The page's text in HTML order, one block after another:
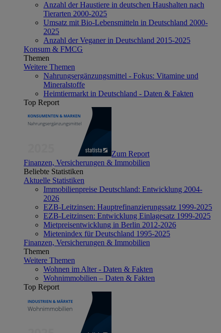
Anzahl der Haustiere in deutschen Haushalten nach
Tierarten 2000-2025
Umsatz mit Bio-Lebensmitteln in Deutschland 2000-
2025
Anzahl der Veganer in Deutschland 2015-2025
Konsum & FMCG
Themen
Weitere Themen
Nahrungsergänzungsmittel - Fokus: Vitamine und
Mineralstoffe
Heimtiermarkt in Deutschland - Daten & Fakten
Top Report
Zum Report
Finanzen, Versicherungen & Immobilien
Beliebte Statistiken
Aktuelle Statistiken
Immobilienpreise Deutschland: Entwicklung 2004-
2026
EZB-Leitzinsen: Hauptrefinanzierungssatz 1999-2025
EZB-Leitzinsen: Entwicklung Einlagesatz 1999-2025
Mietpreisentwicklung in Berlin 2012-2026
Mietenindex für Deutschland 1995-2025
Finanzen, Versicherungen & Immobilien
Themen
Weitere Themen
Wohnen im Alter - Daten & Fakten
Wohnimmobilien – Daten & Fakten
Top Report